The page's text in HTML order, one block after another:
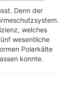
Denn der
welches
wesentliche
Polarkälte
konnte.